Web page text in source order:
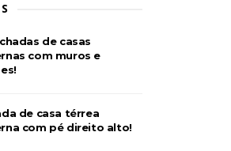
de casas
com muros e
de casa térrea
com pé direito alto!